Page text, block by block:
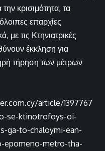
κρισιμότητα, τα
επαρχίες
με τις Κτηνιατρικές
έκκληση για
τήρηση των μέτρων
article/1397767
se-ktinotrofoys-oi-
ga-to-chaloymi-ean-
epomeno-metro-tha-